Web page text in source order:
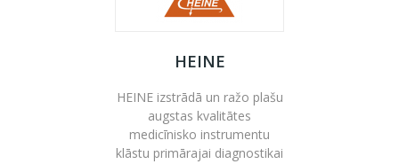
HEINE
HEINE izstrādā un ražo plašu
augstas kvalitātes
medicīnisko instrumentu
klāstu primārajai diagnostikai